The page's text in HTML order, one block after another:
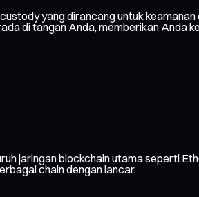
yang dirancang untuk
di tangan Anda, memberikan Anda
jaringan blockchain utama seperti
chain dengan lancar.